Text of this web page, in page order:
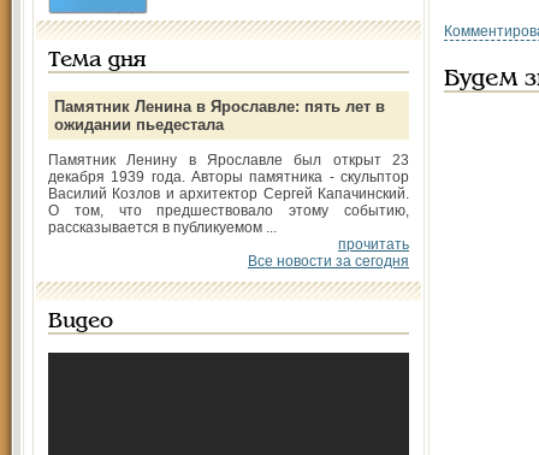
Тема дня
Памятник Ленина в Ярославле: пять лет в
ожидании пьедестала
Памятник Ленину в Ярославле был открыт 23
декабря 1939 года. Авторы памятника - скульптор
Василий Козлов и архитектор Сергей Капачинский.
О том, что предшествовало этому событию,
рассказывается в публикуемом ...
прочитать
Все новости за сегодня
Видео
Будем